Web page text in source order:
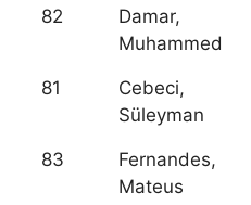
82
Damar,
Muhammed
81
Cebeci,
Süleyman
83
Fernandes,
Mateus